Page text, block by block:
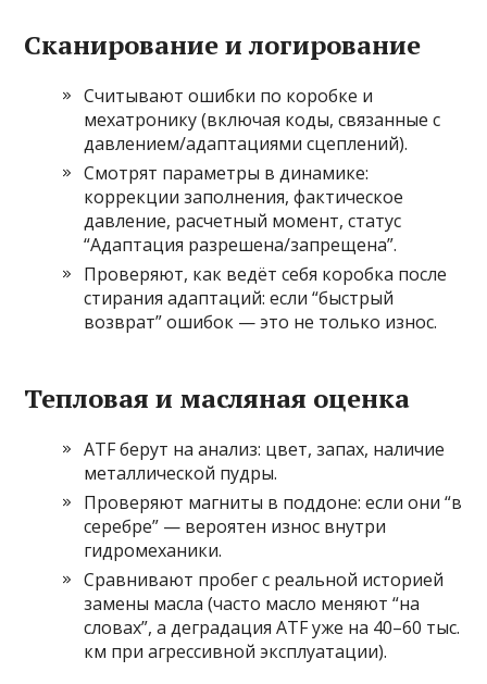
Сканирование и логирование
Считывают ошибки по коробке и
мехатронику (включая коды, связанные с
давлением/адаптациями сцеплений).
Смотрят параметры в динамике:
коррекции заполнения, фактическое
давление, расчетный момент, статус
“Адаптация разрешена/запрещена”.
Проверяют, как ведёт себя коробка после
стирания адаптаций: если “быстрый
возврат” ошибок — это не только износ.
Тепловая и масляная оценка
ATF берут на анализ: цвет, запах, наличие
металлической пудры.
Проверяют магниты в поддоне: если они “в
серебре” — вероятен износ внутри
гидромеханики.
Сравнивают пробег с реальной историей
замены масла (часто масло меняют “на
словах”, а деградация ATF уже на 40–60 тыс.
км при агрессивной эксплуатации).